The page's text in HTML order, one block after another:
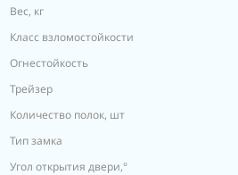
Вес, кг
Класс взломостойкости
Огнестойкость
Трейзер
Количество полок, шт
Тип замка
Угол открытия двери,°